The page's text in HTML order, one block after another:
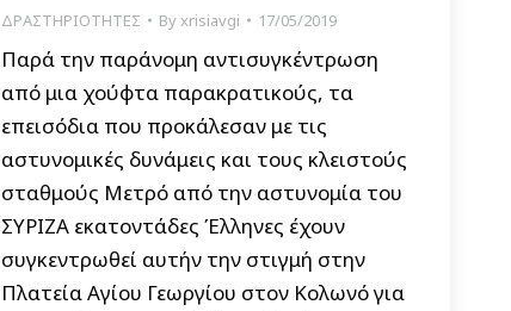
ΔΡΑΣΤΗΡΙΟΤΗΤΕΣ Byxrisiavgi 17/05/2019
Παρά την παράνομη αντισυγκέντρωση
από μια χούφτα παρακρατικούς, τα
επεισόδια που προκάλεσαν με τις
αστυνομικές δυνάμεις και τους κλειστούς
σταθμούς Μετρό από την αστυνομία του
ΣΥΡΙΖΑ εκατοντάδες Έλληνες έχουν
συγκεντρωθεί αυτήν την στιγμή στην
Πλατεία Αγίου Γεωργίου στον Κολωνό για